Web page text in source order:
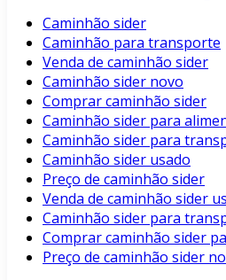
Caminhão sider
Caminhão para transporte
Venda de caminhão sider
Caminhão sider novo
Comprar caminhão sider
Caminhão sider para
Caminhão sider para
Caminhão sider usado
Preço de caminhão sider
Venda de caminhão sider
Caminhão sider para
Comprar caminhão sider
Preço de caminhão sider